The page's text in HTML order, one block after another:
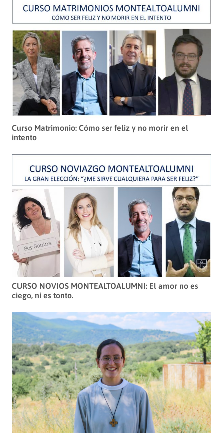
Curso Matrimonio: Cómo ser feliz y no morir en el
intento
CURSO NOVIOS MONTEALTOALUMNI: El amor no es
ciego, ni es tonto.